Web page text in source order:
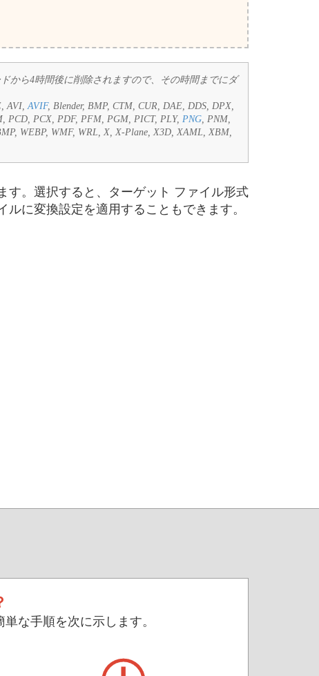
から4時間後に削除されますので、その時間までにダ
AVI,AVIF, Blender, BMP, CTM, CUR, DAE, DDS, DPX,
PCD, PCX, PDF, PFM, PGM, PICT, PLY, PNG, PNM,
WEBP, WMF, WRL, X, X-Plane, X3D, XAML, XBM,
す。選択すると、ターゲット ファイル形式
に変換設定を適用することもできます。
な手順を次に示します。